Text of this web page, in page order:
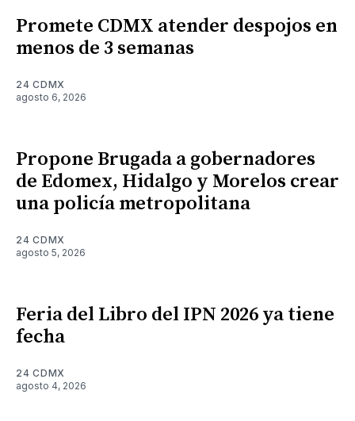
Promete CDMX atender despojos en
menos de 3 semanas
24 CDMX
agosto 6, 2026
Propone Brugada a gobernadores
de Edomex, Hidalgo y Morelos crear
una policía metropolitana
24 CDMX
agosto 5, 2026
Feria del Libro del IPN 2026 ya tiene
fecha
24 CDMX
agosto 4, 2026